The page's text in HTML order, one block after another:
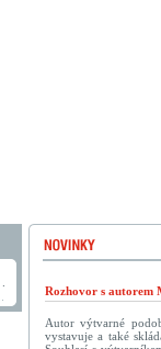
Rozhovor s autorem
Autor výtvarné
vystavuje a také